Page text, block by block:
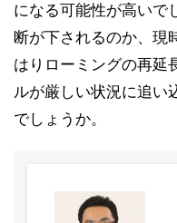
になる可能性が高いで
断が下されるのか、現
はりローミングの再延
ルが厳しい状況に追い
でしょうか。